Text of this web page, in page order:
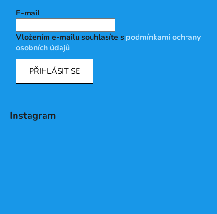
E-mail
Vložením e-mailu souhlasíte s podmínkami ochrany
osobních údajů
PŘIHLÁSIT SE
Instagram